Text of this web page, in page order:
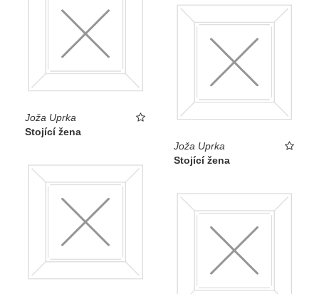
Joža Uprka
Stojící žena
Joža Uprka
Stojící žena